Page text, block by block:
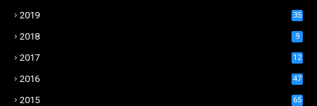
2019 35
2018 9
2017 12
2016 47
2015 65